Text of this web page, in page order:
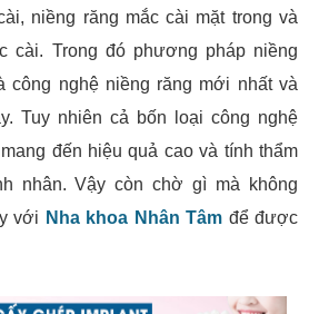
niềng răng mắc cài mặt trong và
cài. Trong đó phương pháp niềng
công nghệ niềng răng mới nhất và
Tuy nhiên cả bốn loại công nghệ
đến hiệu quả cao và tính thẩm
nhân. Vậy còn chờ gì mà không
với Nha khoa Nhân Tâm để được